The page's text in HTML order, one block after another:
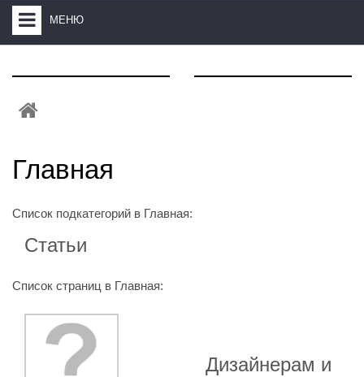
МЕНЮ
ДОСТАВКА И ВОЗВРАТ
КОНТАКТЫ
РАСПРОДАЖА
Главная
Список подкатегорий в Главная:
Статьи
Список страниц в Главная:
Дизайнерам и